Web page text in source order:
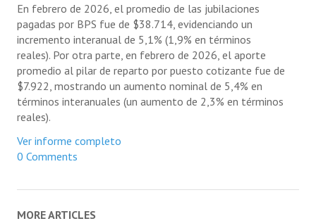
En febrero de 2026, el promedio de las jubilaciones
pagadas por BPS fue de $38.714, evidenciando un
incremento interanual de 5,1% (1,9% en términos
reales). Por otra parte, en febrero de 2026, el aporte
promedio al pilar de reparto por puesto cotizante fue de
$7.922, mostrando un aumento nominal de 5,4% en
términos interanuales (un aumento de 2,3% en términos
reales).
Ver informe completo
0 Comments